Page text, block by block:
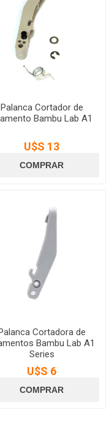
Palanca Cortador de
Bambu Lab A1
U$S 13
Cortadora de
Bambu Lab A1
Series
U$S 6